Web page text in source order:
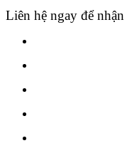
Liên hệ ngay để